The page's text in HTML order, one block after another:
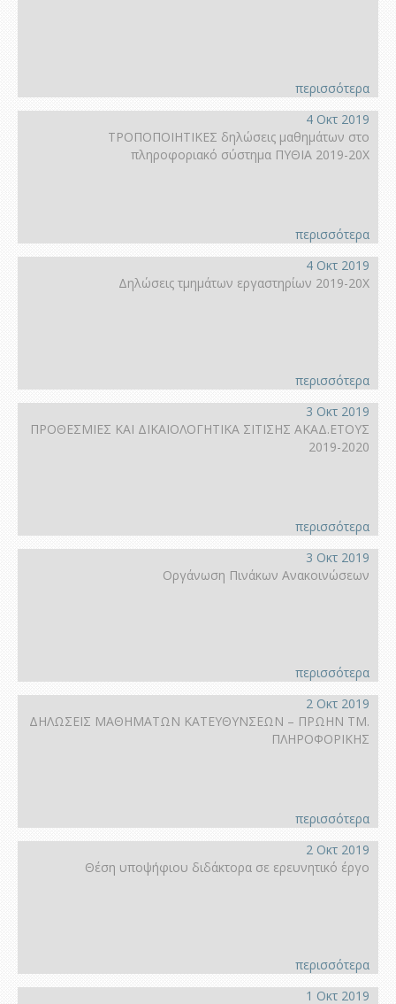
περισσότερα
4 Οκτ 2019
ΤΡΟΠΟΠΟΙΗΤΙΚΕΣ δηλώσεις μαθημάτων στο
πληροφοριακό σύστημα ΠΥΘΙΑ 2019-20Χ
περισσότερα
4 Οκτ 2019
Δηλώσεις τμημάτων εργαστηρίων 2019-20Χ
περισσότερα
3 Οκτ 2019
ΠΡΟΘΕΣΜΙΕΣ ΚΑΙ ΔΙΚΑΙΟΛΟΓΗΤΙΚΑ ΣΙΤΙΣΗΣ ΑΚΑΔ.ΕΤΟΥΣ
2019-2020
περισσότερα
3 Οκτ 2019
Οργάνωση Πινάκων Ανακοινώσεων
περισσότερα
2 Οκτ 2019
ΔΗΛΩΣΕΙΣ ΜΑΘΗΜΑΤΩΝ ΚΑΤΕΥΘΥΝΣΕΩΝ – ΠΡΩΗΝ ΤΜ.
ΠΛΗΡΟΦΟΡΙΚΗΣ
περισσότερα
2 Οκτ 2019
Θέση υποψήφιου διδάκτορα σε ερευνητικό έργο
περισσότερα
1 Οκτ 2019